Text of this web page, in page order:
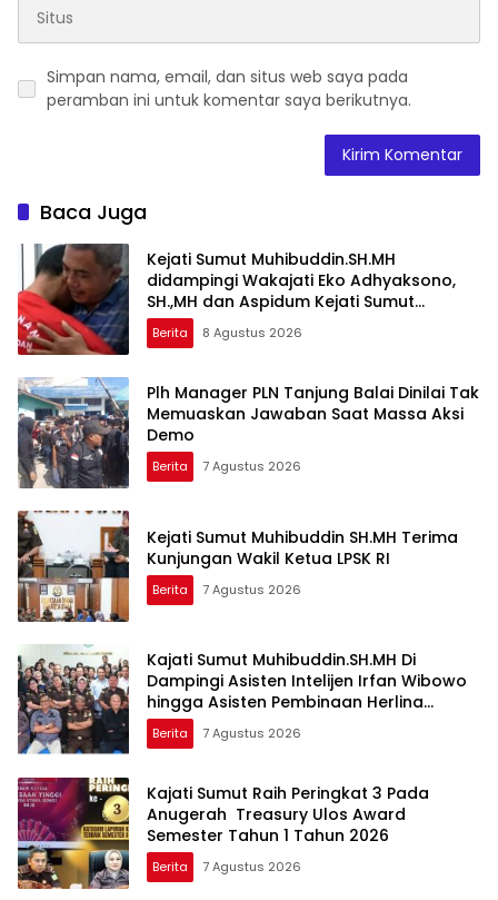
Simpan nama, email, dan situs web saya pada
peramban ini untuk komentar saya berikutnya.
Baca Juga
Kejati Sumut Muhibuddin.SH.MH
didampingi Wakajati Eko Adhyaksono,
SH.,MH dan Aspidum Kejati Sumut
Suhendri, SH.,MH Pimpin Ekspos RJ Di
Kejari Medan
Berita 8 Agustus 2026
Plh Manager PLN Tanjung Balai Dinilai Tak
Memuaskan Jawaban Saat Massa Aksi
Demo
Berita 7 Agustus 2026
Kejati Sumut Muhibuddin SH.MH Terima
Kunjungan Wakil Ketua LPSK RI
Berita 7 Agustus 2026
Kajati Sumut Muhibuddin.SH.MH Di
Dampingi Asisten Intelijen Irfan Wibowo
hingga Asisten Pembinaan Herlina
Setyorini Sidak Kejari Binjai
Berita 7 Agustus 2026
Kajati Sumut Raih Peringkat 3 Pada
Anugerah Treasury Ulos Award
Semester Tahun 1 Tahun 2026
Berita 7 Agustus 2026